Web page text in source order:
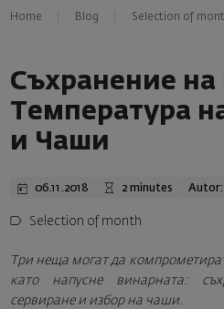
Home Blog Selection of
Съхранение на
Температура
и Чаши
06.11.2018 2 minutes Autor:
Selection of month
Три неща могат да
като напусне винарната:
сервиране и избор на чаши.